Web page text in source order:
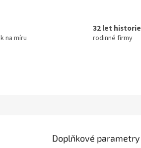
na míru
32 let historie
rodinné firmy
Doplňkové parametry